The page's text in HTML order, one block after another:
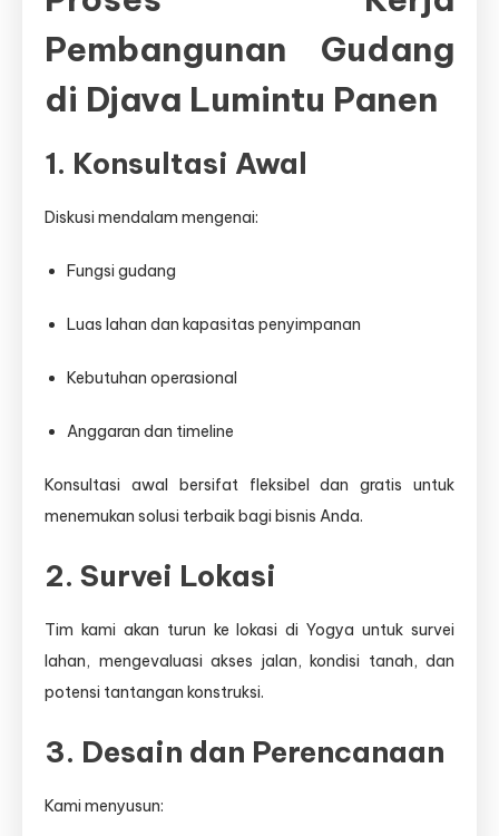
Pembangunan Gudang
di Djava Lumintu Panen
1. Konsultasi Awal
Diskusi mendalam mengenai:
Fungsi gudang
Luas lahan dan kapasitas penyimpanan
Kebutuhan operasional
Anggaran dan timeline
Konsultasi awal bersifat fleksibel dan gratis untuk
menemukan solusi terbaik bagi bisnis Anda.
2. Survei Lokasi
Tim kami akan turun ke lokasi di Yogya untuk survei
lahan, mengevaluasi akses jalan, kondisi tanah, dan
potensi tantangan konstruksi.
3. Desain dan Perencanaan
Kami menyusun: